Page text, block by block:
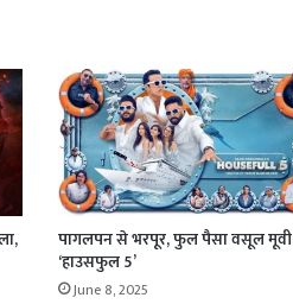
पागलपन से भरपूर, फुल पैसा वसूल मूवी
‘हाउसफुल 5’
June 8, 2025